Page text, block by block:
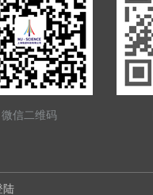
微信二维码
陆